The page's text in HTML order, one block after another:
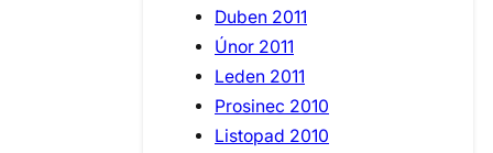
Duben 2011
Únor 2011
Leden 2011
Prosinec 2010
Listopad 2010